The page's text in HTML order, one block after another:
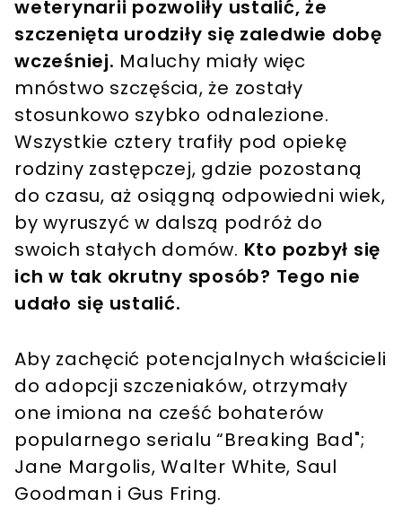
weterynarii pozwoliły ustalić, że
szczenięta urodziły się zaledwie dobę
wcześniej. Maluchy miały więc
mnóstwo szczęścia, że zostały
stosunkowo szybko odnalezione.
Wszystkie cztery trafiły pod opiekę
rodziny zastępczej, gdzie pozostaną
do czasu, aż osiągną odpowiedni wiek,
by wyruszyć w dalszą podróż do
swoich stałych domów. Kto pozbył się
ich w tak okrutny sposób? Tego nie
udało się ustalić.
Aby zachęcić potencjalnych właścicieli
do adopcji szczeniaków, otrzymały
one imiona na cześć bohaterów
popularnego serialu “Breaking Bad";
Jane Margolis, Walter White, Saul
Goodman i Gus Fring.